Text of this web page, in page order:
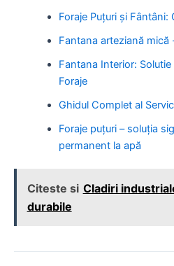
Foraje Puțuri și
Fantana arteziană
Fantana Interior:
Foraje
Ghidul Complet al
Foraje puțuri – soluția
permanent la apă
Citeste si Cladiri
durabile